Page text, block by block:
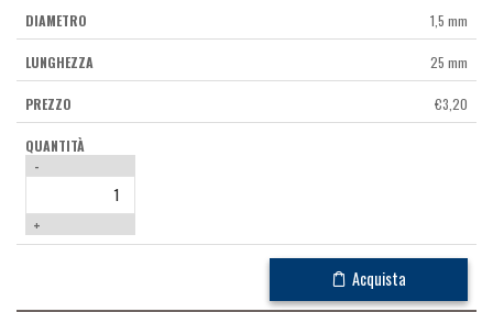
1,5 mm
25 mm
€3,20
-
+
Acquista